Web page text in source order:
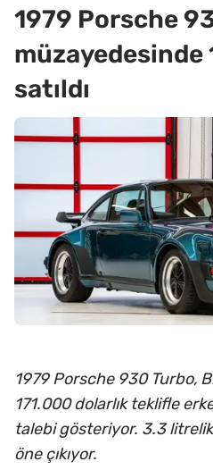
1979 Porsche
müzayedesinde
satıldı
1979 Porsche 930 Turbo,
171.000 dolarlık teklifle
talebi gösteriyor. 3.3
öne çıkıyor.